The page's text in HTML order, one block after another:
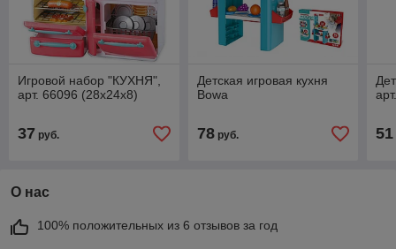
Игровой набор "КУХНЯ",
арт. 66096 (28х24х8)
37 руб.
Детская игровая кухня
Bowa
78руб. 51
О нас
100% положительных из 6 отзывов за год